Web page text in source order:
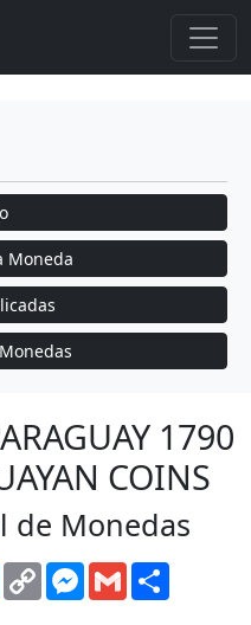
Moneda
de Monedas
1790
COINS
de Monedas
Telegram
Copy
Link
Messenger
Gmail